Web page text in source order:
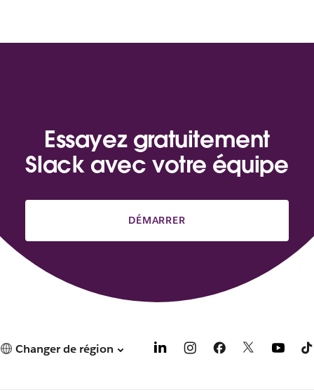
Essayez gratuitement
Slack avec votre équipe
DÉMARRER
Changer de région